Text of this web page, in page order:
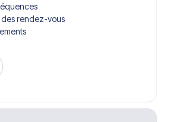
rendez-vous